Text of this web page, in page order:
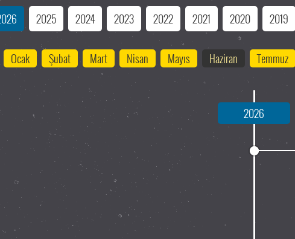
2025 2024 2023 2022 2021 2020 2019
Ocak Şubat Mart Nisan Mayıs Haziran Temmuz
2026